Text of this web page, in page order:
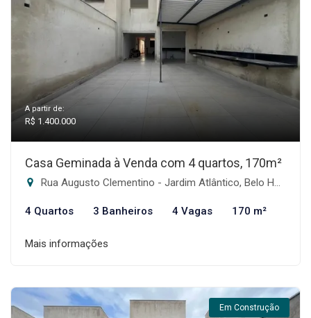
A partir de:
R$ 1.400.000
Casa Geminada à Venda com 4 quartos, 170m²
Rua Augusto Clementino - Jardim Atlântico, Belo Horizonte-MG
4 Quartos 3 Banheiros 4 Vagas 170 m²
Mais informações
Em Construção